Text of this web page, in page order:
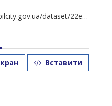
resource/73ebe567-e99f-4d95-9066-de11fc62b0c9/download/18.-01.02.2023.xlsx
Вставити